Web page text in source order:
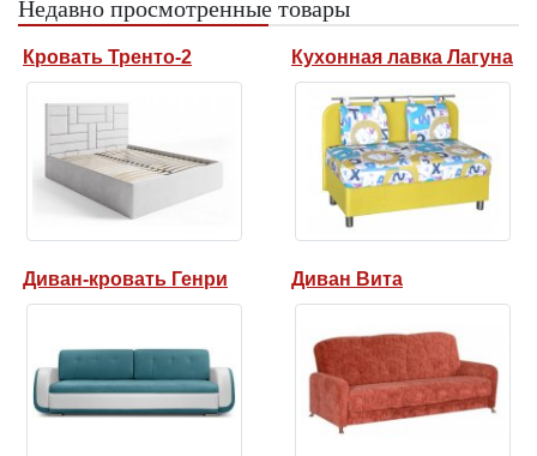
Недавно просмотренные товары
Кровать Тренто-2 Кухонная лавка Лагуна
Диван-кровать Генри Диван Вита